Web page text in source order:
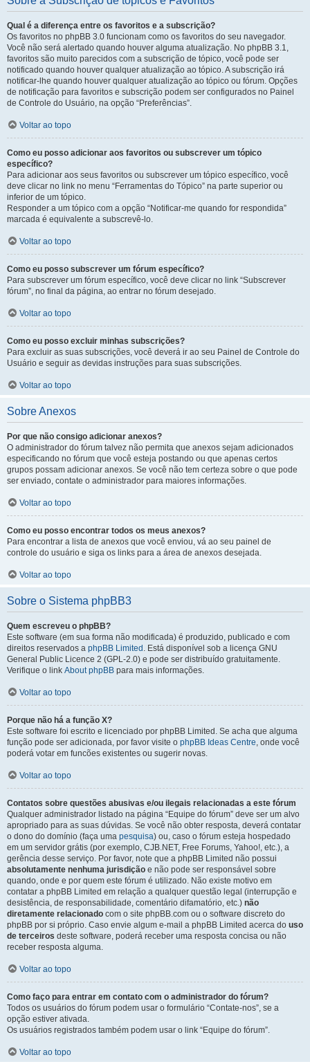
Qual é a diferença entre os favoritos e a subscrição?
Os favoritos no phpBB 3.0 funcionam como os favoritos do seu navegador.
Você não será alertado quando houver alguma atualização. No phpBB 3.1,
favoritos são muito parecidos com a subscrição de tópico, você pode ser
notificado quando houver qualquer atualização ao tópico. A subscrição irá
notificar-lhe quando houver qualquer atualização ao tópico ou fórum. Opções
de notificação para favoritos e subscrição podem ser configurados no Painel
de Controle do Usuário, na opção “Preferências”.
Voltar ao topo
Como eu posso adicionar aos favoritos ou subscrever um tópico
específico?
Para adicionar aos seus favoritos ou subscrever um tópico específico, você
deve clicar no link no menu “Ferramentas do Tópico” na parte superior ou
inferior de um tópico.
Responder a um tópico com a opção “Notificar-me quando for respondida”
marcada é equivalente a subscrevê-lo.
Voltar ao topo
Como eu posso subscrever um fórum específico?
Para subscrever um fórum específico, você deve clicar no link “Subscrever
fórum”, no final da página, ao entrar no fórum desejado.
Voltar ao topo
Como eu posso excluir minhas subscrições?
Para excluir as suas subscrições, você deverá ir ao seu Painel de Controle do
Usuário e seguir as devidas instruções para suas subscrições.
Voltar ao topo
Sobre Anexos
Por que não consigo adicionar anexos?
O administrador do fórum talvez não permita que anexos sejam adicionados
especificando no fórum que você esteja postando ou que apenas certos
grupos possam adicionar anexos. Se você não tem certeza sobre o que pode
ser enviado, contate o administrador para maiores informações.
Voltar ao topo
Como eu posso encontrar todos os meus anexos?
Para encontrar a lista de anexos que você enviou, vá ao seu painel de
controle do usuário e siga os links para a área de anexos desejada.
Voltar ao topo
Sobre o Sistema phpBB3
Quem escreveu o phpBB?
Este software (em sua forma não modificada) é produzido, publicado e com
direitos reservados a phpBB Limited . Está disponível sob a licença GNU
General Public Licence 2 (GPL-2.0) e pode ser distribuído gratuitamente.
Verifique o link About phpBB para mais informações.
Voltar ao topo
Porque não há a função X?
Este software foi escrito e licenciado por phpBB Limited. Se acha que alguma
função pode ser adicionada, por favor visite o phpBB Ideas Centre, onde você
poderá votar em funcões existentes ou sugerir novas.
Voltar ao topo
Contatos sobre questões abusivas e/ou ilegais relacionadas a este fórum
Qualquer administrador listado na página “Equipe do fórum” deve ser um alvo
apropriado para as suas dúvidas. Se você não obter resposta, deverá contatar
o dono do domínio (faça uma pesquisa) ou, caso o fórum esteja hospedado
em um servidor grátis (por exemplo, CJB.NET, Free Forums, Yahoo!, etc.), a
gerência desse serviço. Por favor, note que a phpBB Limited não possui
absolutamente nenhuma jurisdição e não pode ser responsável sobre
quando, onde e por quem este fórum é utilizado. Não existe motivo em
contatar a phpBB Limited em relação a qualquer questão legal (interrupção e
desistência, de responsabilidade, comentário difamatório, etc.) não
diretamente relacionado com o site phpBB.com ou o software discreto do
phpBB por si próprio. Caso envie algum e-mail a phpBB Limited acerca do uso
de terceiros deste software, poderá receber uma resposta concisa ou não
receber resposta alguma.
Voltar ao topo
Como faço para entrar em contato com o administrador do fórum?
Todos os usuários do fórum podem usar o formulário “Contate-nos”, se a
opção estiver ativada.
Os usuários registrados também podem usar o link “Equipe do fórum”.
Voltar ao topo